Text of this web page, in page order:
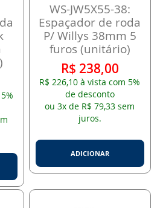
WS-JW5X55-38:
Espaçador de roda
P/ Willys 38mm 5
furos (unitário)
R$ 238,00
R$ 226,10 à vista com 5%
de desconto
ou 3x de R$ 79,33 sem
juros.
ADICIONAR